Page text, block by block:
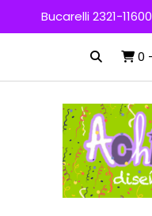
Bucarelli 2321-
0